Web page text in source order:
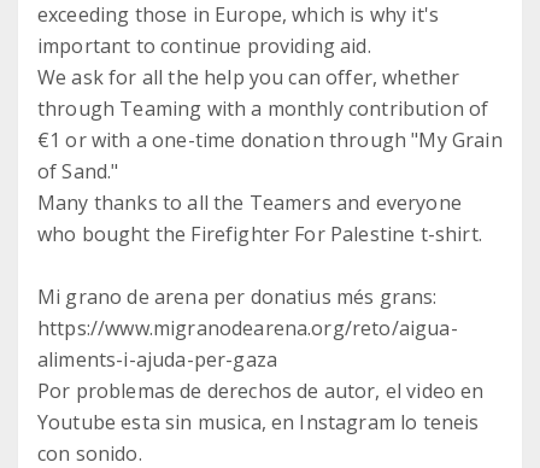
exceeding those in Europe, which is why it's
important to continue providing aid.
We ask for all the help you can offer, whether
through Teaming with a monthly contribution of
€1 or with a one-time donation through "My Grain
of Sand."
Many thanks to all the Teamers and everyone
who bought the Firefighter For Palestine t-shirt.
Mi grano de arena per donatius més grans:
https://www.migranodearena.org/reto/aigua-
aliments-i-ajuda-per-gaza
Por problemas de derechos de autor, el video en
Youtube esta sin musica, en Instagram lo teneis
con sonido.